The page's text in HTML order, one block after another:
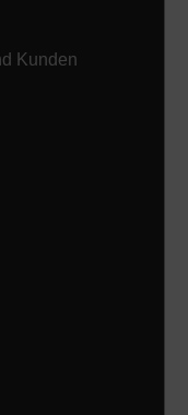
Kunden